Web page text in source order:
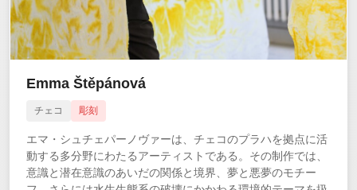
Emma Štěpánová
チェコ 彫刻
エマ・シュチェパーノヴァーは、チェコのプラハを拠点に活
動する多分野にわたるアーティストである。その制作では、
意識と潜在意識のあいだの関係と境界、夢と悪夢のモチー